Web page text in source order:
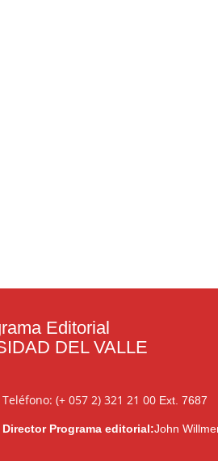
Editorial
DEL VALLE
Teléfono: (+ 057 2) 321 21 00Ext. 7687
Director Programa editorial:John